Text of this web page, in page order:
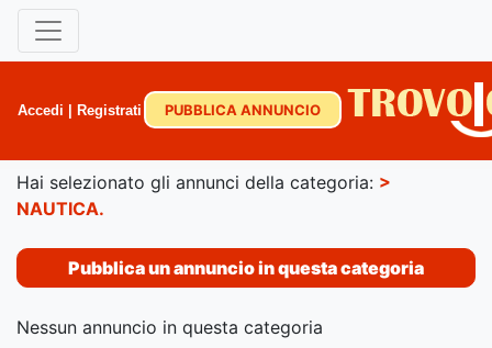
Accedi Registrati PUBBLICA ANNUNCIO
Hai selezionato gli annunci della categoria: >
NAUTICA.
Pubblica un annuncio in questa categoria
Nessun annuncio in questa categoria